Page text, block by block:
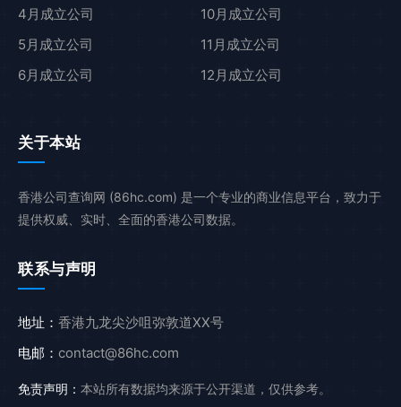
4月成立公司
5月成立公司
6月成立公司
10月成立公司
11月成立公司
12月成立公司
关于本站
香港公司查询网 (86hc.com) 是一个专业的商业信息平台，致力于
提供权威、实时、全面的香港公司数据。
联系与声明
地址： 香港九龙尖沙咀弥敦道XX号
电邮： contact@86hc.com
免责声明： 本站所有数据均来源于公开渠道，仅供参考。